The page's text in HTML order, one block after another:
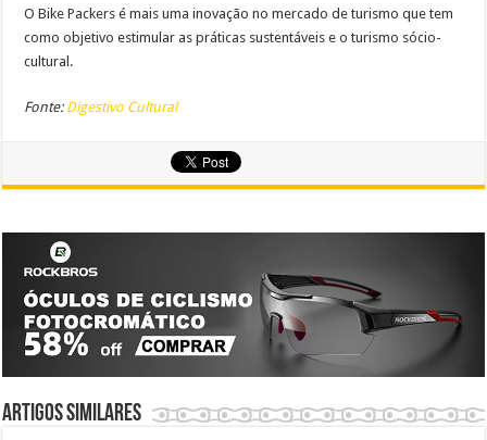
O Bike Packers é mais uma inovação no mercado de turismo que tem
como objetivo estimular as práticas sustentáveis e o turismo sócio-
cultural.
Fonte: Digestivo Cultural
Artigos similares